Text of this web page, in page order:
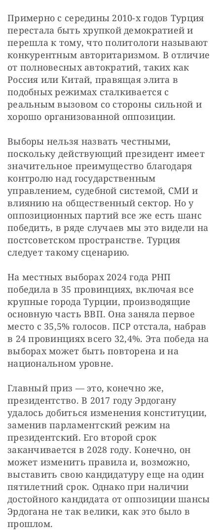
Примерно с середины 2010-х годов Турция
перестала быть хрупкой демократией и
перешла к тому, что политологи называют
конкурентным авторитаризмом. В отличие
от полновесных автократий, таких как
Россия или Китай, правящая элита в
подобных режимах сталкивается с
реальным вызовом со стороны сильной и
хорошо организованной оппозиции.
Выборы нельзя назвать честными,
поскольку действующий президент имеет
значительное преимущество благодаря
контролю над государственным
управлением, судебной системой, СМИ и
влиянию на общественный сектор. Но у
оппозиционных партий все же есть шанс
победить, в ряде случаев мы это видели на
постсоветском пространстве. Турция
следует такому сценарию.
На местных выборах 2024 года РНП
победила в 35 провинциях, включая все
крупные города Турции, производящие
основную часть ВВП. Она заняла первое
место с 35,5% голосов. ПСР отстала, набрав
в 24 провинциях всего 32,4%. Эта победа на
выборах может быть повторена и на
национальном уровне.
Главный приз — это, конечно же,
президентство. В 2017 году Эрдогану
удалось добиться изменения конституции,
заменив парламентский режим на
президентский. Его второй срок
заканчивается в 2028 году. Конечно, он
может изменить правила и, возможно,
выставить свою кандидатуру еще на один
пятилетний срок. Однако при наличии
достойного кандидата от оппозиции шансы
Эрдогана не так велики, как это было в
прошлом.